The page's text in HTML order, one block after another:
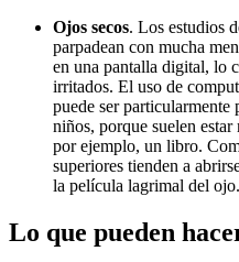
Ojos secos. Los estudios
parpadean con mucha
en una pantalla digital, lo
irritados. El uso de
puede ser
niños, porque suelen
por ejemplo, un libro.
superiores tienden a
la película lagrimal del ojo.
Lo que pueden